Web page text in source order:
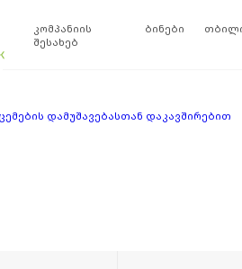
კომპანიის
შესახებ
ბინები
‘14247942’
. თუ ვერაფერი ვერ
დამუშავებასთან დაკავშირებით